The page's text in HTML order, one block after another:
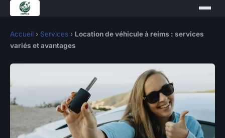
Accueil › Services › Location de véhicule à reims : services
variés et avantages